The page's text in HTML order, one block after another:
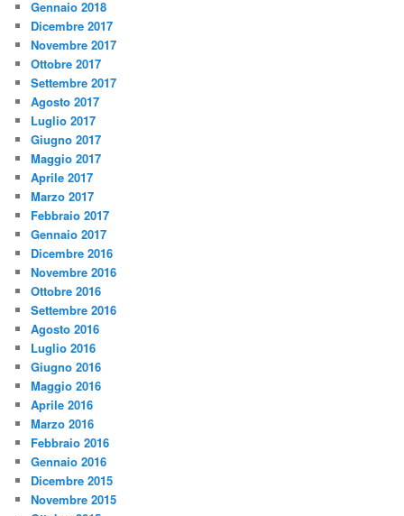
Gennaio 2018
Dicembre 2017
Novembre 2017
Ottobre 2017
Settembre 2017
Agosto 2017
Luglio 2017
Giugno 2017
Maggio 2017
Aprile 2017
Marzo 2017
Febbraio 2017
Gennaio 2017
Dicembre 2016
Novembre 2016
Ottobre 2016
Settembre 2016
Agosto 2016
Luglio 2016
Giugno 2016
Maggio 2016
Aprile 2016
Marzo 2016
Febbraio 2016
Gennaio 2016
Dicembre 2015
Novembre 2015